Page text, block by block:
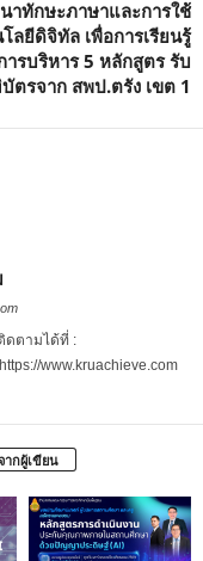
ทักษะภาษาและการใช้
ลยีดิจิทัล เพื่อการเรียนรู้
ารบริหาร 5 หลักสูตร รับ
ตรจาก สพป.ตรัง เขต 1
ดตามได้ที่ :
www.kruachieve.com
ากผู้เขียน